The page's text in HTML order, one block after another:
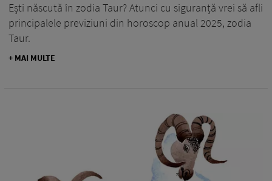
Ești născută în zodia Taur? Atunci cu siguranță vrei să afli
principalele previziuni din horoscop anual 2025, zodia
Taur.
+ MAI MULTE